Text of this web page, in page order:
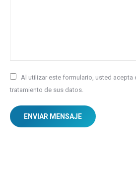
Al utilizar este formulario, usted acepta
tratamiento de sus datos.
ENVIAR MENSAJE